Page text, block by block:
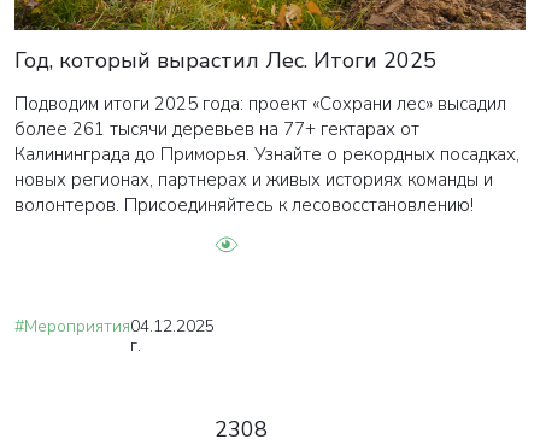
Год, который вырастил Лес. Итоги 2025
Подводим итоги 2025 года: проект «Сохрани лес» высадил
более 261 тысячи деревьев на 77+ гектарах от
Калининграда до Приморья. Узнайте о рекордных посадках,
новых регионах, партнерах и живых историях команды и
волонтеров. Присоединяйтесь к лесовосстановлению!
#Мероприятия04.12.2025
г.
2308